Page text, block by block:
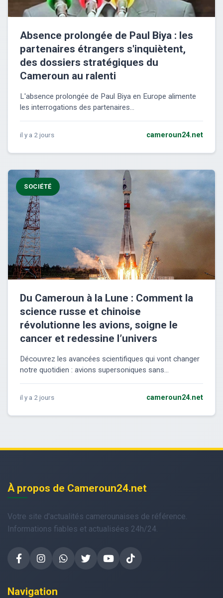
Absence prolongée de Paul Biya : les
partenaires étrangers s'inquiètent,
des dossiers stratégiques du
Cameroun au ralenti
L'absence prolongée de Paul Biya en Europe alimente
les interrogations des partenaires...
il y a 2 jours cameroun24.net
SOCIÉTÉ
Du Cameroun à la Lune : Comment la
science russe et chinoise
révolutionne les avions, soigne le
cancer et redessine l’univers
Découvrez les avancées scientifiques qui vont changer
notre quotidien : avions supersoniques sans...
il y a 2 jours cameroun24.net
À propos de Cameroun24.net
Votre site d'actualités camerounaises de référence.
Informations fiables et actualisées 24h/24.
Navigation